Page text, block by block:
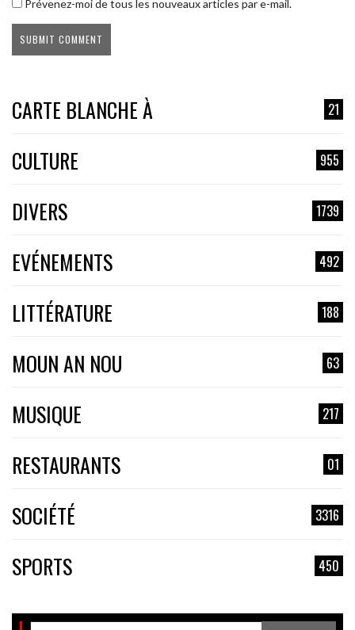
Prévenez-moi de tous les nouveaux articles par e-mail.
CARTE BLANCHE À 21
CULTURE 955
DIVERS 1739
EVÉNEMENTS 492
LITTÉRATURE 188
MOUN AN NOU 63
MUSIQUE 217
RESTAURANTS 01
SOCIÉTÉ 3316
SPORTS 450